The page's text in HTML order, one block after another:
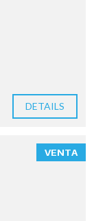
DETAILS
VENTA